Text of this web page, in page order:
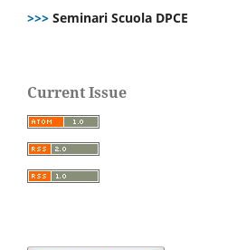
>>> Seminari Scuola DPCE
Current Issue